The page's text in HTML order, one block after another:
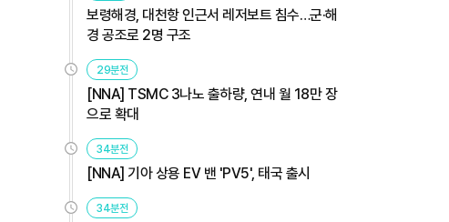
보령해경, 대천항 인근서 레저보트 침수…군·해
경 공조로 2명 구조
29분전
[NNA] TSMC 3나노 출하량, 연내 월 18만 장
으로 확대
34분전
[NNA] 기아 상용 EV 밴 'PV5', 태국 출시
34분전